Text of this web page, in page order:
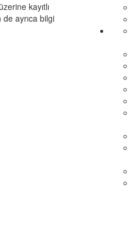
kayıtlı
ayrıca bilgi